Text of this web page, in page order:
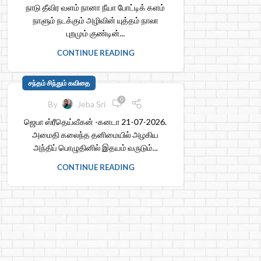
நாடு தீவிர வளம் நானா நீயா போட்டிக் களம்
நாளும் நடக்கும் அழிவின் யுத்தம் நாலா
புறமும் குண்டின்...
CONTINUE READING
சந்தம் சிந்தும் கவிதை
By Jeba Sri 0
ஜெபா ஸ்ரீதெய்வீகன் -கனடா 21-07-2026.
அமைதி கலைந்த தனிமையில் அழகிய
அந்திப் பொழுதினில் இதயம் வருடும்...
CONTINUE READING